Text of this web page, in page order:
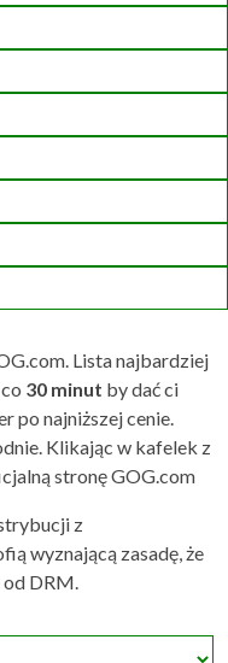
Lista najbardziej
30 minut by dać ci
po najniższej cenie.
Klikając w kafelek z
stronę GOG.com
z
wyznającą zasadę, że
DRM.